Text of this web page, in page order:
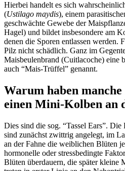
Hierbei handelt es sich
(Ustilago maydis), einem
geschwächte Gewebe der
Hagel) und bildet insbesondere am
denen die Sporen entlassen werden.
Pilz nicht schädlich. Ganz im
Maisbeulenbrand (Cuitlacoche) eine
auch “Mais-Trüffel” genannt.
Warum haben
einen Mini-Kolben an
Dies sind die sog. “Tassel Ears”.
sind zunächst zwittrig angelegt, im
an der Fahne die weiblichen Blüten
hormonelle oder stressbedingte
Blüten überdauern, die später kleine